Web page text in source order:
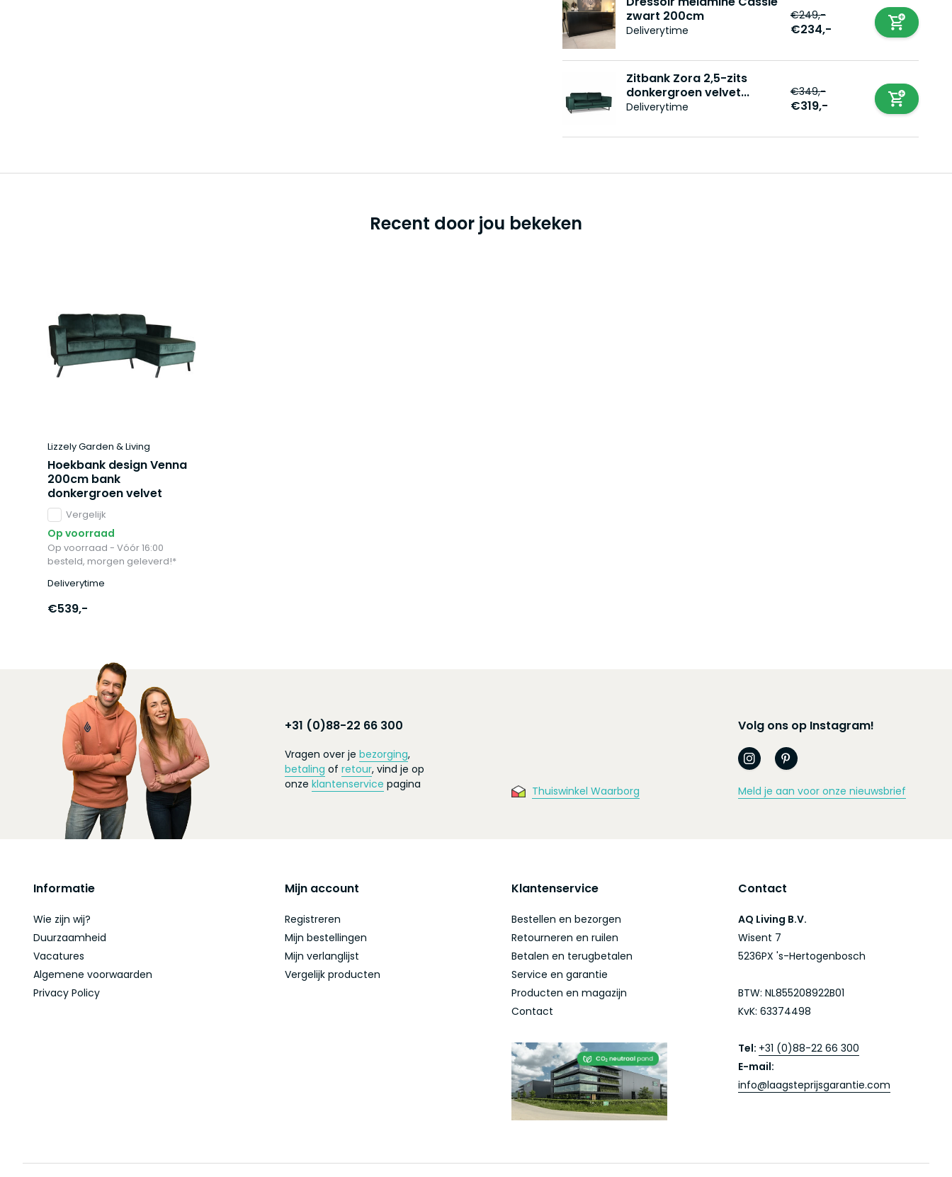
zwart 200cm
Deliverytime
€249,-
€234,-
Zitbank Zora 2,5-zits
donkergroen velvet...
Deliverytime
€349,-
€319,-
Recent door jou bekeken
Lizzely Garden & Living
Hoekbank design Venna
200cm bank
donkergroen velvet
Vergelijk
Op voorraad
Op voorraad - Vóór 16:00
besteld, morgen geleverd!*
Deliverytime
€539,-
+31 (0)88-22 66 300
Vragen over je bezorging,
betaling of retour, vind je op
onze klantenservice pagina Thuiswinkel Waarborg
Volg ons op Instagram!
Meld je aan voor onze nieuwsbrief
Informatie
Wie zijn wij?
Duurzaamheid
Vacatures
Algemene voorwaarden
Privacy Policy
Mijn account
Registreren
Mijn bestellingen
Mijn verlanglijst
Vergelijk producten
Klantenservice
Bestellen en bezorgen
Retourneren en ruilen
Betalen en terugbetalen
Service en garantie
Producten en magazijn
Contact
Contact
AQ Living B.V.
Wisent 7
5236PX 's-Hertogenbosch
BTW: NL855208922B01
KvK: 63374498
Tel: +31 (0)88-22 66 300
E-mail:
info@laagsteprijsgarantie.com